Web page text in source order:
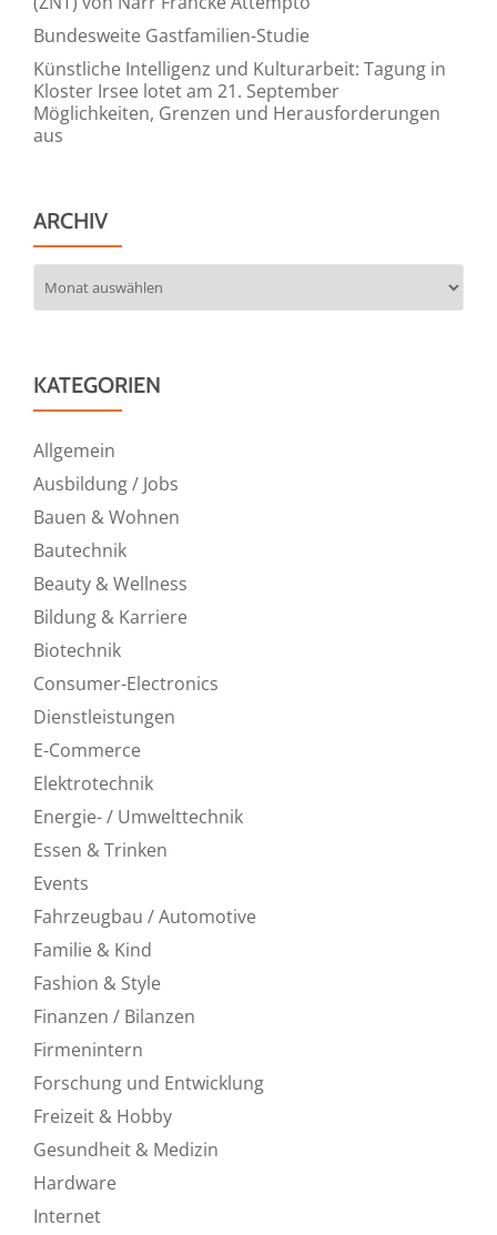
Bundesweite Gastfamilien-Studie
Künstliche Intelligenz und Kulturarbeit: Tagung in
Kloster Irsee lotet am 21. September
Möglichkeiten, Grenzen und Herausforderungen
aus
ARCHIV
KATEGORIEN
Allgemein
Ausbildung / Jobs
Bauen & Wohnen
Bautechnik
Beauty & Wellness
Bildung & Karriere
Biotechnik
Consumer-Electronics
Dienstleistungen
E-Commerce
Elektrotechnik
Energie- / Umwelttechnik
Essen & Trinken
Events
Fahrzeugbau / Automotive
Familie & Kind
Fashion & Style
Finanzen / Bilanzen
Firmenintern
Forschung und Entwicklung
Freizeit & Hobby
Gesundheit & Medizin
Hardware
Internet